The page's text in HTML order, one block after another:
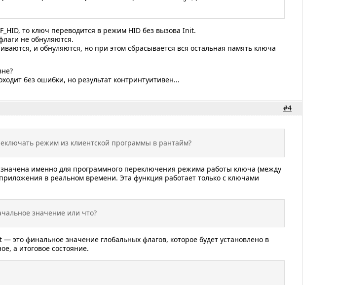
то ключ переводится в режим HID без вызова Init.
не обнуляются.
и обнуляются, но при этом сбрасывается вся остальная память ключа
без ошибки, но результат контринтуитивен...
#4
режим из клиентской программы в рантайм?
именно для программного переключения режима работы ключа (между
в реальном времени. Эта функция работает только с ключами
значение или что?
это финальное значение глобальных флагов, которое будет установлено в
а итоговое состояние.